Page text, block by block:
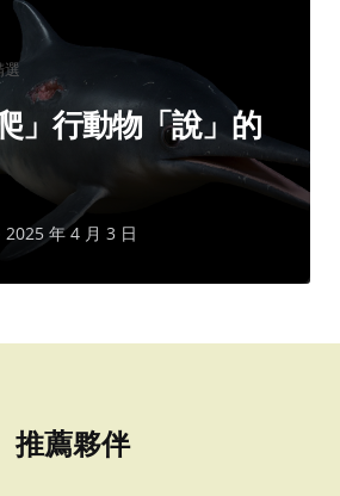
選
」行動物「說」的
2025 年 4 月 3 日
推薦夥伴